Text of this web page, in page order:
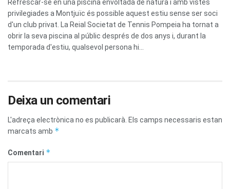
Refrescar-se en una piscina envoltada de natura i amb vistes
privilegiades a Montjuïc és possible aquest estiu sense ser soci
d'un club privat. La Reial Societat de Tennis Pompeia ha tornat a
obrir la seva piscina al públic després de dos anys i, durant la
temporada d'estiu, qualsevol persona hi...
Deixa un comentari
L'adreça electrònica no es publicarà. Els camps necessaris estan
marcats amb *
Comentari *